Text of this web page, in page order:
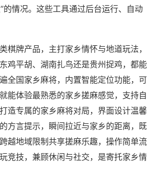
的情况。这些工具通过后台运行、自动
牌产品，主打家乡情怀与地道玩法，
鸡平胡、湖南扎鸟还是贵州捉鸡，都能
全国家乡麻将，内置智能定位功能，可
能体验最熟悉的家乡搓麻感觉，支持自
造专属的家乡麻将对局，界面设计温馨
方言提示，瞬间拉近与家乡的距离，既
越地域限制共享搓麻乐趣，操作简单流
竞技，兼顾休闲与社交，是寄托家乡情